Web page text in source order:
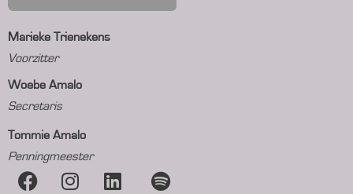
Marieke Trienekens
Voorzitter
Woebe Amalo
Secretaris
Tommie Amalo
Penningmeester